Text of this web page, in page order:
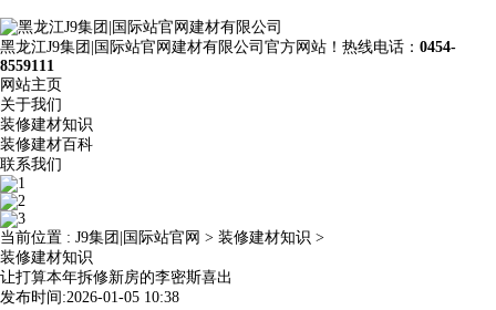
黑龙江J9集团|国际站官网建材有限公司官方网站！热线电话： 0454-
8559111
网站主页
关于我们
装修建材知识
装修建材百科
联系我们
当前位置 : J9集团|国际站官网 > 装修建材知识 >
装修建材知识
让打算本年拆修新房的李密斯喜出
发布时间:2026-01-05 10:38